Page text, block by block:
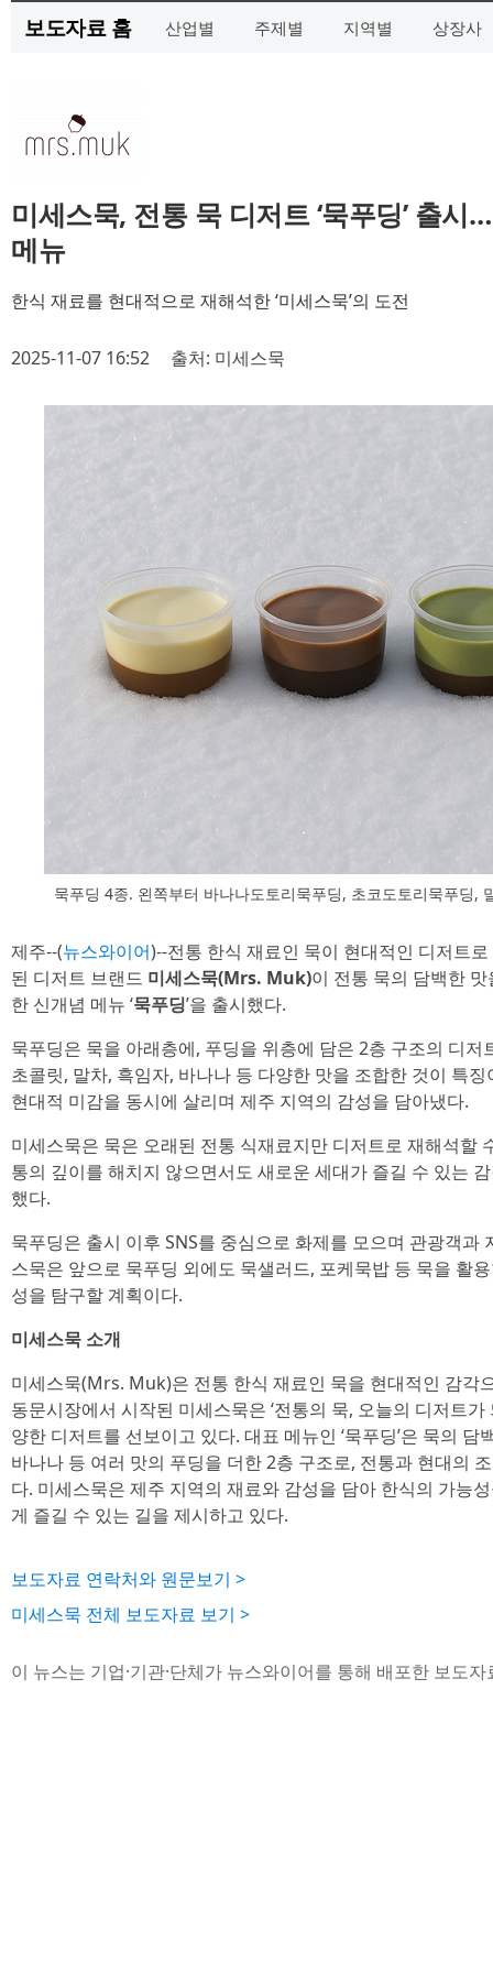
보도자료 홈 산업별 주제별 지역별 상장사
미세스묵, 전통 묵 디저트 ‘묵푸딩’ 출
메뉴
한식 재료를 현대적으로 재해석한 ‘미세스묵’의 도전
2025-11-07 16:52 출처: 미세스묵
묵푸딩 4종. 왼쪽부터 바나나도토리묵푸딩, 초코도토리묵푸딩,
제주--(뉴스와이어)--전통 한식 재료인 묵이 현대적인 디저트
된 디저트 브랜드 미세스묵(Mrs. Muk)이 전통 묵의 담백한
한 신개념 메뉴 ‘묵푸딩’을 출시했다.
묵푸딩은 묵을 아래층에, 푸딩을 위층에 담은 2층 구조의 디
초콜릿, 말차, 흑임자, 바나나 등 다양한 맛을 조합한 것이 특
현대적 미감을 동시에 살리며 제주 지역의 감성을 담아냈다.
미세스묵은 묵은 오래된 전통 식재료지만 디저트로 재해석할
통의 깊이를 해치지 않으면서도 새로운 세대가 즐길 수 있는
했다.
묵푸딩은 출시 이후 SNS를 중심으로 화제를 모으며 관광객과
스묵은 앞으로 묵푸딩 외에도 묵샐러드, 포케묵밥 등 묵을 활
성을 탐구할 계획이다.
미세스묵 소개
미세스묵(Mrs. Muk)은 전통 한식 재료인 묵을 현대적인 감각
동문시장에서 시작된 미세스묵은 ‘전통의 묵, 오늘의 디저트
양한 디저트를 선보이고 있다. 대표 메뉴인 ‘묵푸딩’은 묵의
바나나 등 여러 맛의 푸딩을 더한 2층 구조로, 전통과 현대의
다. 미세스묵은 제주 지역의 재료와 감성을 담아 한식의 가능
게 즐길 수 있는 길을 제시하고 있다.
보도자료 연락처와 원문보기 >
미세스묵 전체 보도자료 보기 >
이 뉴스는 기업·기관·단체가 뉴스와이어를 통해 배포한 보도